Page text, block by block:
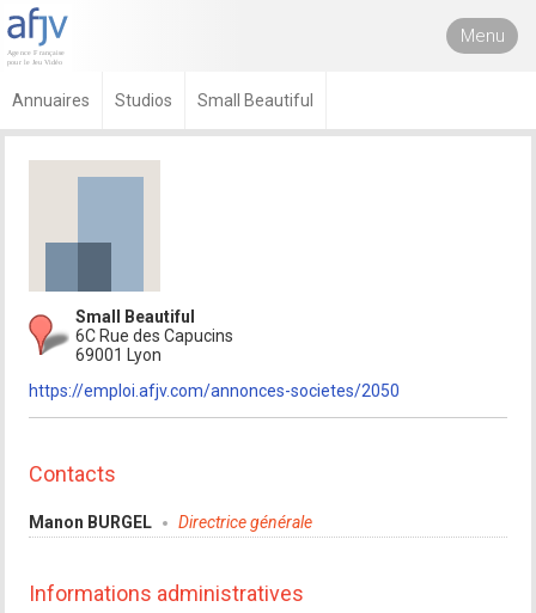
Menu
Annuaires Studios Small Beautiful
Small Beautiful
6C Rue des Capucins
69001 Lyon
https://emploi.afjv.com/annonces-societes/2050
Contacts
Manon BURGEL Directrice générale
Informations administratives